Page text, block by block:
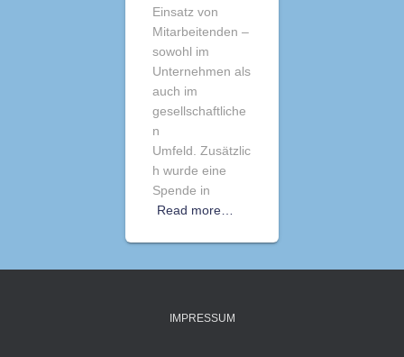
Einsatz von
Mitarbeitenden –
sowohl im
Unternehmen als
auch im
gesellschaftliche
n
Umfeld. Zusätzlic
h wurde eine
Spende in
Read more…
IMPRESSUM